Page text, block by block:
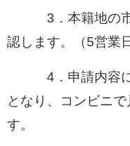
3．本籍地の市
認します。（5営業
4．申請内容に
となり、コンビニ
す。